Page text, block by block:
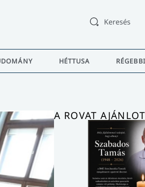
Keresés
HÉTTUSA
A ROVAT